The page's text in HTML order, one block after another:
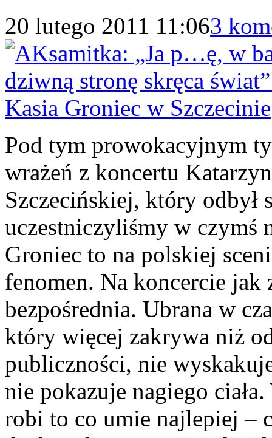
20 lutego 2011 11:063
Pod tym prowokacyjnym
wrażeń z koncertu
Szczecińskiej, który odbył
uczestniczyliśmy w czymś
Groniec to na polskiej
fenomen. Na koncercie
bezpośrednia. Ubrana w
który więcej zakrywa niż
publiczności, nie
nie pokazuje nagiego
robi to co umie najlepiej –